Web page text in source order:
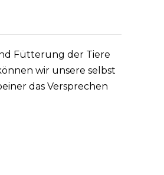
Fütterung der Tiere
wir unsere selbst
das Versprechen